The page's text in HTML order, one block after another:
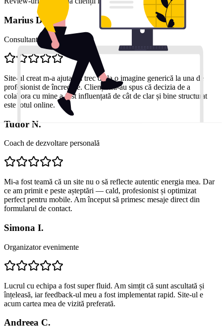
Marius D.
Consultant financiar
Site-ul creat m-a ajutat să trec de la o imagine generică la una de
profesionist de încredere. Clienții mi-au spus că decizia de a
colabora cu mine a fost influențată de cât de clar și bine structurat
este totul online.
Tudor N.
Coach de dezvoltare personală
Mi-a fost teamă că un site nu o să reflecte autentic energia mea. Dar
ce am primit e peste așteptări — cald, profesionist și optimizat
perfect pentru mobile. Am început să primesc mesaje direct din
formularul de contact.
Simona I.
Organizator evenimente
Lucrul cu echipa a fost super fluid. Am simțit că sunt ascultată și
înțeleasă, iar feedback-ul meu a fost implementat rapid. Site-ul e
acum cartea mea de vizită preferată.
Andreea C.